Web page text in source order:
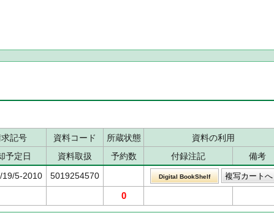
記号 資料コード 所蔵状態
資料の利用
予定日 資料取扱 予約数 付録注記
備考
19/5-2010 5019254570 Digital BookShelf
0